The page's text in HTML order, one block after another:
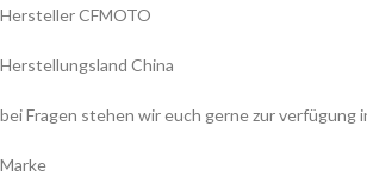
Hersteller CFMOTO
Herstellungsland China
bei Fragen stehen wir euch gerne zur verfügung
Marke